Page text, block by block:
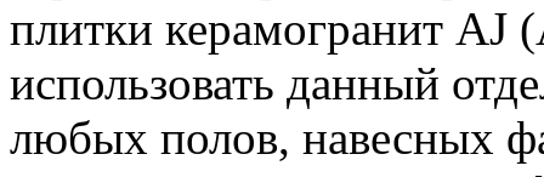
плитки керамогранит AJ
использовать данный
любых полов, навесных